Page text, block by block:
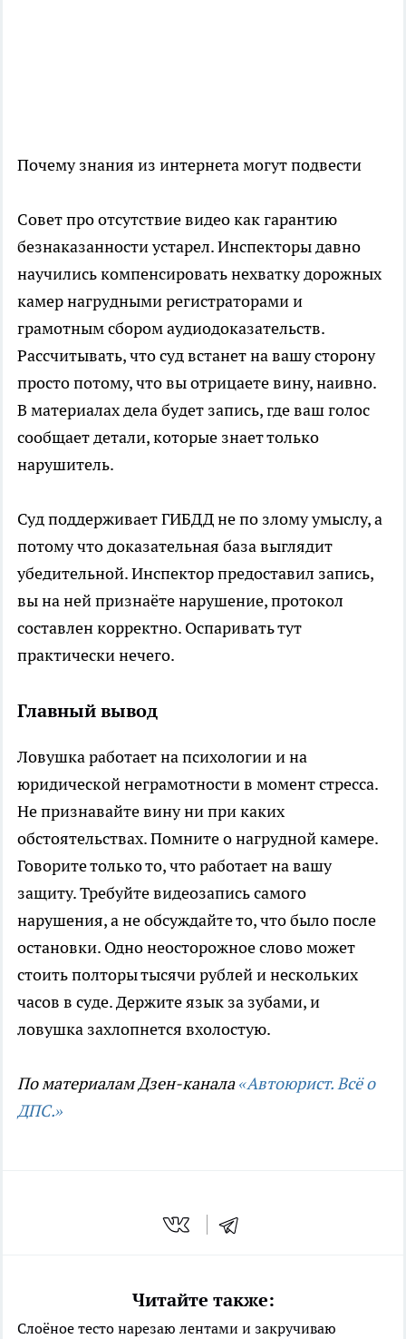
Почему знания из интернета могут подвести
Совет про отсутствие видео как гарантию
безнаказанности устарел. Инспекторы давно
научились компенсировать нехватку дорожных
камер нагрудными регистраторами и
грамотным сбором аудиодоказательств.
Рассчитывать, что суд встанет на вашу сторону
просто потому, что вы отрицаете вину, наивно.
В материалах дела будет запись, где ваш голос
сообщает детали, которые знает только
нарушитель.
Суд поддерживает ГИБДД не по злому умыслу, а
потому что доказательная база выглядит
убедительной. Инспектор предоставил запись,
вы на ней признаёте нарушение, протокол
составлен корректно. Оспаривать тут
практически нечего.
Главный вывод
Ловушка работает на психологии и на
юридической неграмотности в момент стресса.
Не признавайте вину ни при каких
обстоятельствах. Помните о нагрудной камере.
Говорите только то, что работает на вашу
защиту. Требуйте видеозапись самого
нарушения, а не обсуждайте то, что было после
остановки. Одно неосторожное слово может
стоить полторы тысячи рублей и нескольких
часов в суде. Держите язык за зубами, и
ловушка захлопнется вхолостую.
По материалам Дзен-канала«Автоюрист. Всё о
ДПС.»
Читайте также:
Слоёное тесто нарезаю лентами и закручиваю